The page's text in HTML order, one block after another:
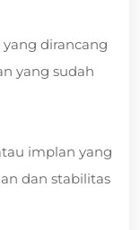
dirancang
yang sudah
implan yang
dan stabilitas